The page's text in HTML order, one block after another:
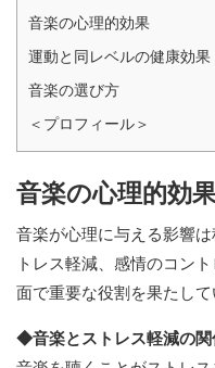
音楽の心理的効果
運動と同レベルの健康効果
音楽の選び方
＜プロフィール＞
音楽の心理的効
音楽が心理に与える影響
トレス軽減、感情のコン
面で重要な役割を果たして
◆音楽とストレス軽減の関